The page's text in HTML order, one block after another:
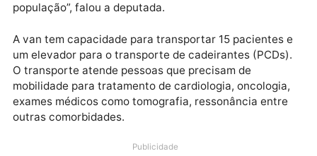
veículo para a saúde da cidade que vai auxiliar
de hemodiálise. Quero agradecer o trabalho do
Sérgio do Skinão e toda sua equipe. E principalmente
da ex-prefeita, Lurdinha do Sindicato que nos trouxe
essa demanda e se preocupa com o bem-estar da
população”, falou a deputada.
A van tem capacidade para transportar 15